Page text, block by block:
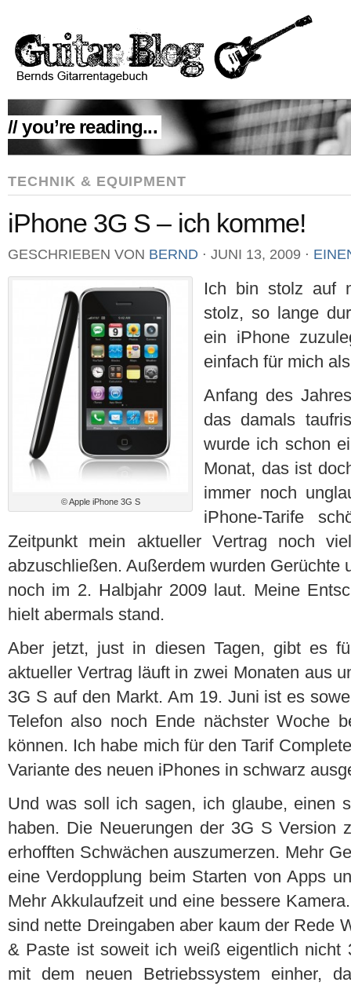
// you’re reading...
TECHNIK & EQUIPMENT
iPhone 3G S – ich komme!
GESCHRIEBEN VON BERND ⋅ JUNI 13, 2009 ⋅
© Apple iPhone 3G S
Ich bin stolz auf
stolz, so lange
ein iPhone
einfach für mich
Anfang des
das damals
wurde ich schon
Monat, das ist
immer noch
iPhone-Tarife
Zeitpunkt mein aktueller Vertrag noch
abzuschließen. Außerdem wurden Gerüchte
noch im 2. Halbjahr 2009 laut. Meine
hielt abermals stand.
Aber jetzt, just in diesen Tagen, gibt es
aktueller Vertrag läuft in zwei Monaten aus
3G S auf den Markt. Am 19. Juni ist es
Telefon also noch Ende nächster Woche
können. Ich habe mich für den Tarif
Variante des neuen iPhones in schwarz
Und was soll ich sagen, ich glaube, einen
haben. Die Neuerungen der 3G S Version
erhofften Schwächen auszumerzen. Mehr
eine Verdopplung beim Starten von Apps
Mehr Akkulaufzeit und eine bessere
sind nette Dreingaben aber kaum der Rede
& Paste ist soweit ich weiß eigentlich nicht
mit dem neuen Betriebssystem einher,